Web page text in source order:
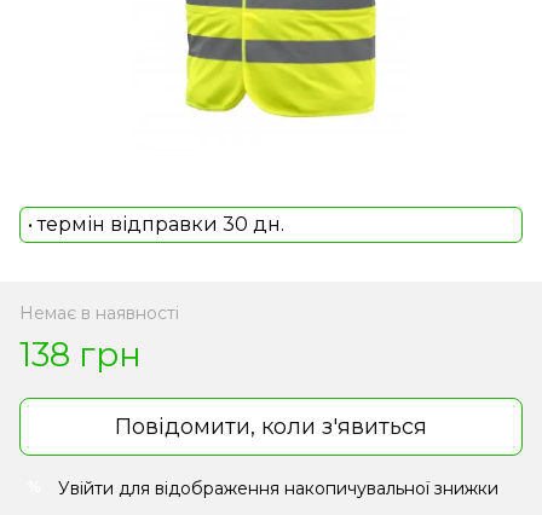
• термін відправки 30 дн.
Немає в наявності
138 грн
Повідомити, коли з'явиться
Увійти для відображення накопичувальної знижки